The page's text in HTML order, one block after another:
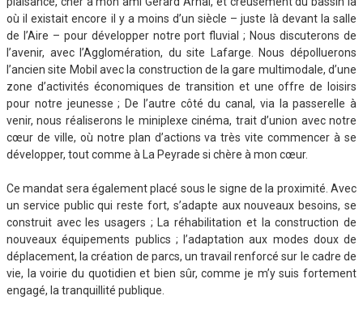
où il existait encore il y a moins d’un siècle – juste là devant la salle
de l’Aire – pour développer notre port fluvial ; Nous discuterons de
l’avenir, avec l’Agglomération, du site Lafarge. Nous dépolluerons
l’ancien site Mobil avec la construction de la gare multimodale, d’une
zone d’activités économiques de transition et une offre de loisirs
pour notre jeunesse ; De l’autre côté du canal, via la passerelle à
venir, nous réaliserons le miniplexe cinéma, trait d’union avec notre
cœur de ville, où notre plan d’actions va très vite commencer à se
développer, tout comme à La Peyrade si chère à mon cœur.
Ce mandat sera également placé sous le signe de la proximité. Avec
un service public qui reste fort, s’adapte aux nouveaux besoins, se
construit avec les usagers ; La réhabilitation et la construction de
nouveaux équipements publics ; l’adaptation aux modes doux de
déplacement, la création de parcs, un travail renforcé sur le cadre de
vie, la voirie du quotidien et bien sûr, comme je m’y suis fortement
engagé, la tranquillité publique.